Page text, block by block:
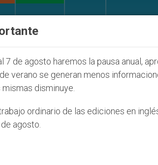
7 de agosto haremos la pausa anual,
verano se generan menos
disminuye.
ordinario de las ediciones en
agosto.